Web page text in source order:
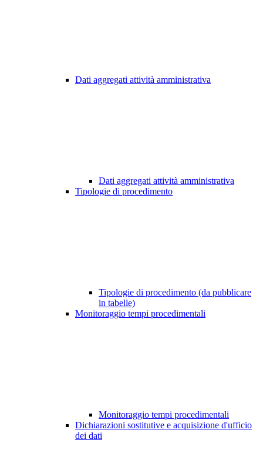
Dati aggregati attività amministrativa
Dati aggregati attività amministrativa
Tipologie di procedimento
Tipologie di procedimento (da pubblicare
in tabelle)
Monitoraggio tempi procedimentali
Monitoraggio tempi procedimentali
Dichiarazioni sostitutive e acquisizione d'ufficio
dei dati